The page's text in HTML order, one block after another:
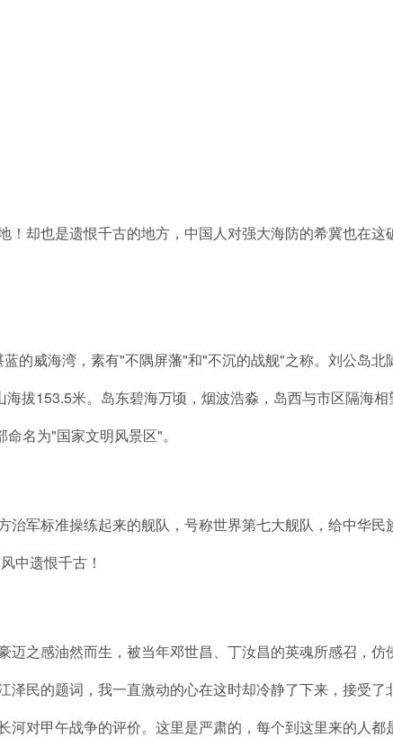
却也是遗恨千古的地方，中国人对强大海防的希冀也在这
威海湾，素有"不隅屏藩"和"不沉的战舰"之称。刘公岛北
拔153.5米。岛东碧海万顷，烟波浩淼，岛西与市区隔海相
名为"国家文明风景区"。
军标准操练起来的舰队，号称世界第七大舰队，给中华民
中遗恨千古！
之感油然而生，被当年邓世昌、丁汝昌的英魂所感召，仿
民的题词，我一直激动的心在这时却冷静了下来，接受了
对甲午战争的评价。这里是严肃的，每个到这里来的人都